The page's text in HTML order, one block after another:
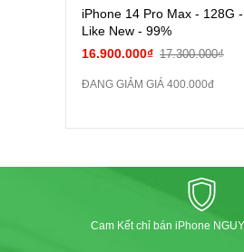
iPhone 14 Pro Max - 128G -
Like New - 99%
16.900.000₫ 17.300.000₫
ĐANG GIẢM GIÁ 400.000đ
Cam Kết chỉ bán iPhone